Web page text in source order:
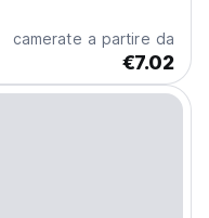
camerate a partire da
€7.02